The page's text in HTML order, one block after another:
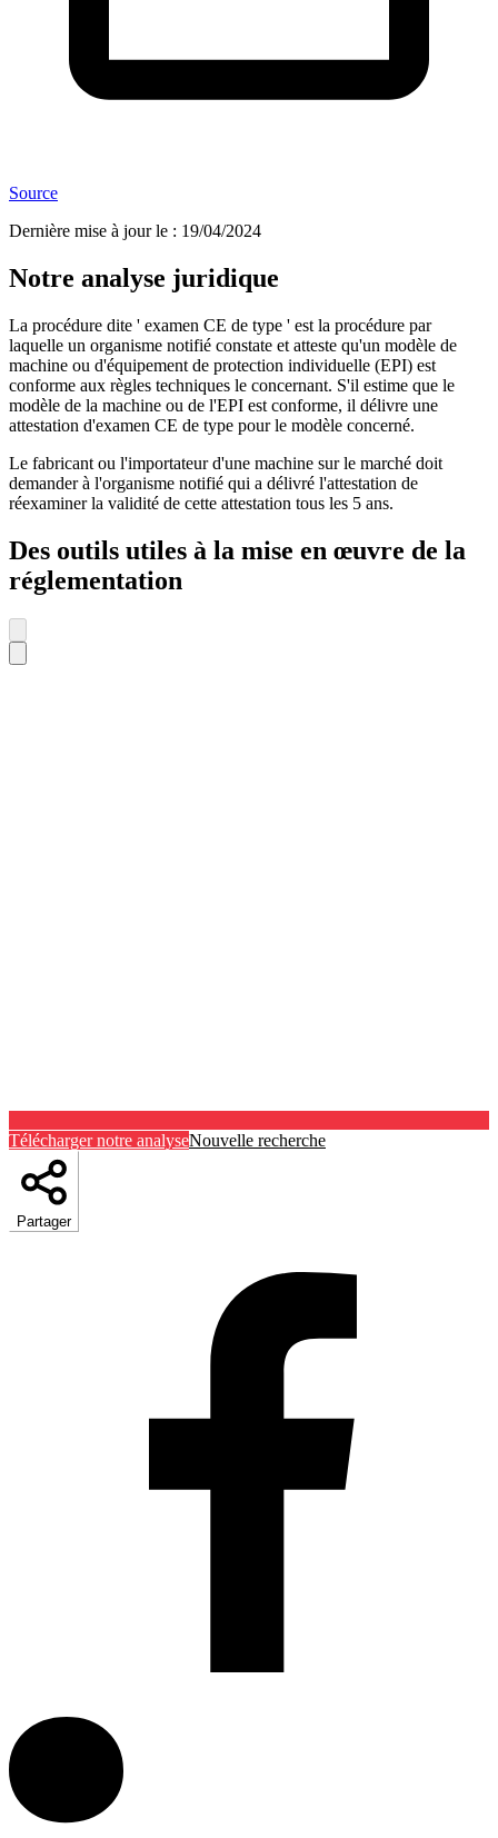
Source
Dernière mise à jour le : 19/04/2024
Notre analyse juridique
La procédure dite ' examen CE de type ' est la procédure par
laquelle un organisme notifié constate et atteste qu'un modèle de
machine ou d'équipement de protection individuelle (EPI) est
conforme aux règles techniques le concernant. S'il estime que le
modèle de la machine ou de l'EPI est conforme, il délivre une
attestation d'examen CE de type pour le modèle concerné.
Le fabricant ou l'importateur d'une machine sur le marché doit
demander à l'organisme notifié qui a délivré l'attestation de
réexaminer la validité de cette attestation tous les 5 ans.
Des outils utiles à la mise en œuvre de la
réglementation
Télécharger notre analyseNouvelle recherche
Partager